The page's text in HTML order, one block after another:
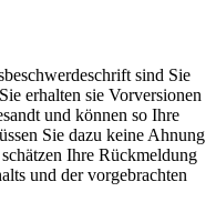
sind Sie
erhalten sie Vorversionen
und können so Ihre
Sie dazu keine Ahnung
Ihre Rückmeldung
und der vorgebrachten